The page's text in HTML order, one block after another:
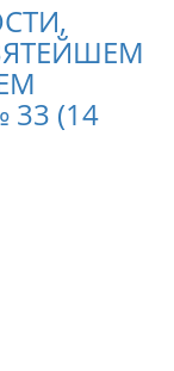
33 (14